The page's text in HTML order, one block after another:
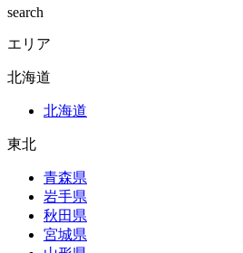
search
エリア
北海道
北海道
東北
青森県
岩手県
秋田県
宮城県